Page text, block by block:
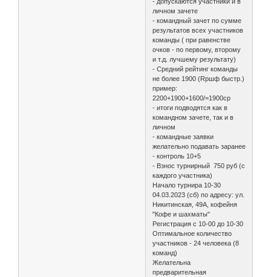
личном зачете
- командный зачет по сумме
результатов всех участников
команды ( при равенстве
очков - по первому, второму
и т.д. лучшему результату)
- Средний рейтинг команды
не более 1900 (Rршф быстр.)
пример:
2200+1900+1600/=1900ср
- итоги подводятся как в
командном зачете, так и в
личном
- командные заявки
желательно подавать заранее
- контроль 10+5
- Взнос турнирный 750 руб (с
каждого участника)
Начало турнира 10-30
04.03.2023 (сб) по адресу: ул.
Никитинская, 49А, кофейня
"Кофе и шахматы"
Регистрация с 10-00 до 10-30
Оптимальное количество
участников - 24 человека (8
команд)
Желательна
предварительная